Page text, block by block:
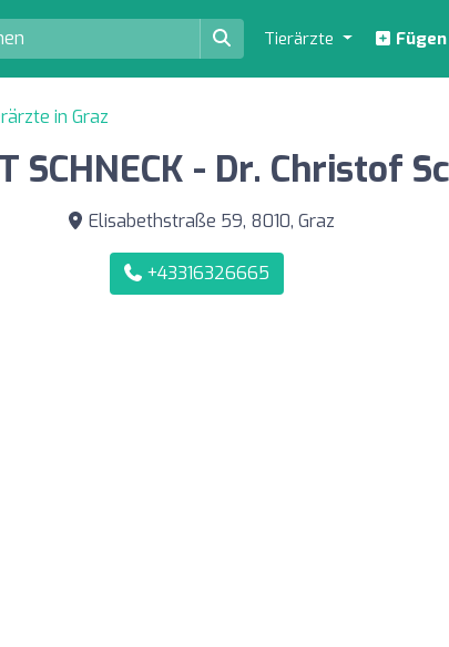
Tierärzte
in Graz
SCHNECK - Dr. Christof
Elisabethstraße 59, 8010, Graz
+43316326665